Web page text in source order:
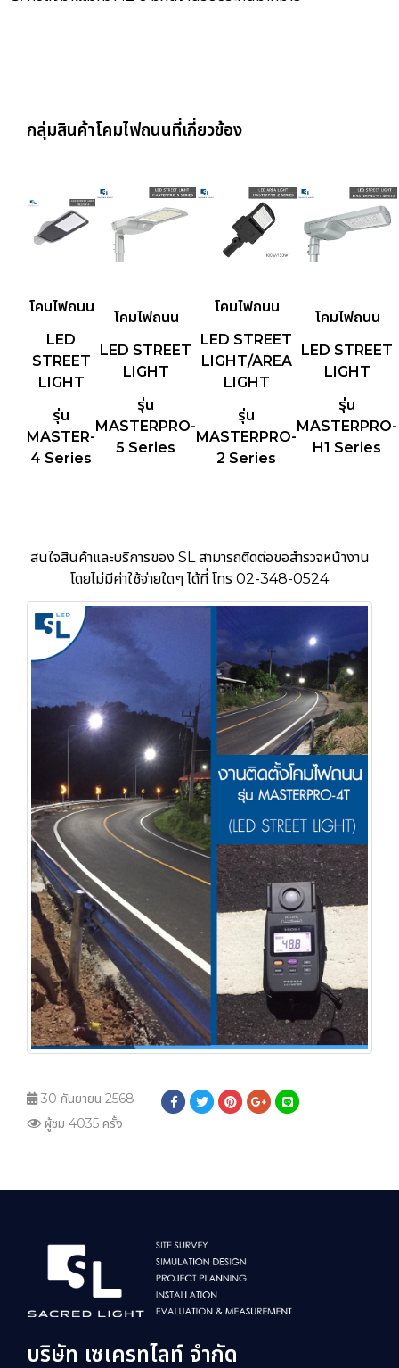
กลุ่มสินค้าโคมไฟถนนที่เกี่ยวข้อง
โคมไฟถนน
LED
STREET
LIGHT
รุ่น
MASTER-
4 Series
โคมไฟถนน
LED STREET
LIGHT
รุ่น
MASTERPRO-
5 Series
โคมไฟถนน
LED STREET
LIGHT/AREA
LIGHT
รุ่น
MASTERPRO-
2 Series
โคมไฟถนน
LED STREET
LIGHT
รุ่น
MASTERPRO-
H1 Series
สนใจสินค้าและบริการของ SL สามารถติดต่อขอสำรวจหน้างาน
โดยไม่มีค่าใช้จ่ายใดๆ ได้ที่ โทร 02-348-0524
30 กันยายน 2568
ผู้ชม 4035 ครั้ง
บริษัท เซเครทไลท์ จำกัด